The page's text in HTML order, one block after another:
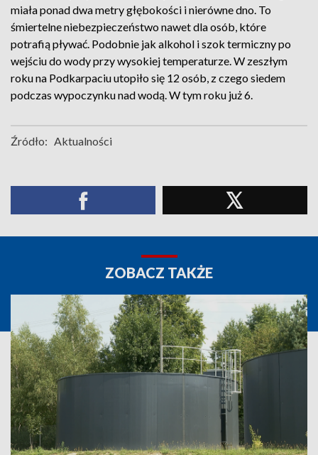
miała ponad dwa metry głębokości i nierówne dno. To
śmiertelne niebezpieczeństwo nawet dla osób, które
potrafią pływać. Podobnie jak alkohol i szok termiczny po
wejściu do wody przy wysokiej temperaturze. W zeszłym
roku na Podkarpaciu utopiło się 12 osób, z czego siedem
podczas wypoczynku nad wodą. W tym roku już 6.
Źródło: Aktualności
ZOBACZ TAKŻE